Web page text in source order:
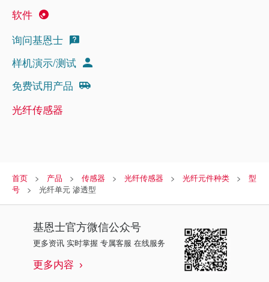
软件
询问基恩士
样机演示/测试
免费试用产品
光纤传感器
首页 产品 传感器 光纤传感器 光纤元件种类
型
号
光纤单元 渗透型
基恩士官方微信公众号
更多资讯 实时掌握 专属客服 在线服务
更多内容